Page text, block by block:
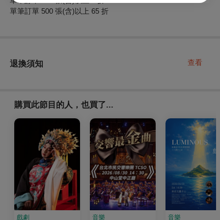
單筆訂單 500 張(含)以上 65 折
退換須知 查看
購買此節目的人，也買了...
戲劇 音樂 音樂